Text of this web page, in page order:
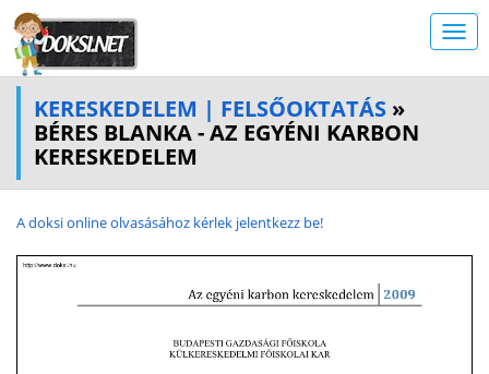
KERESKEDELEM | FELSŐOKTATÁS »
BÉRES BLANKA - AZ EGYÉNI KARBON
KERESKEDELEM
A doksi online olvasásához kérlek jelentkezz be!